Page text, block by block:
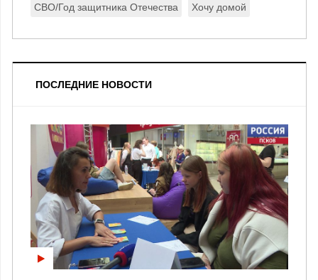
СВО/Год защитника Отечества Хочу домой
ПОСЛЕДНИЕ НОВОСТИ